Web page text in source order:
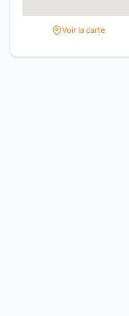
Voir la carte